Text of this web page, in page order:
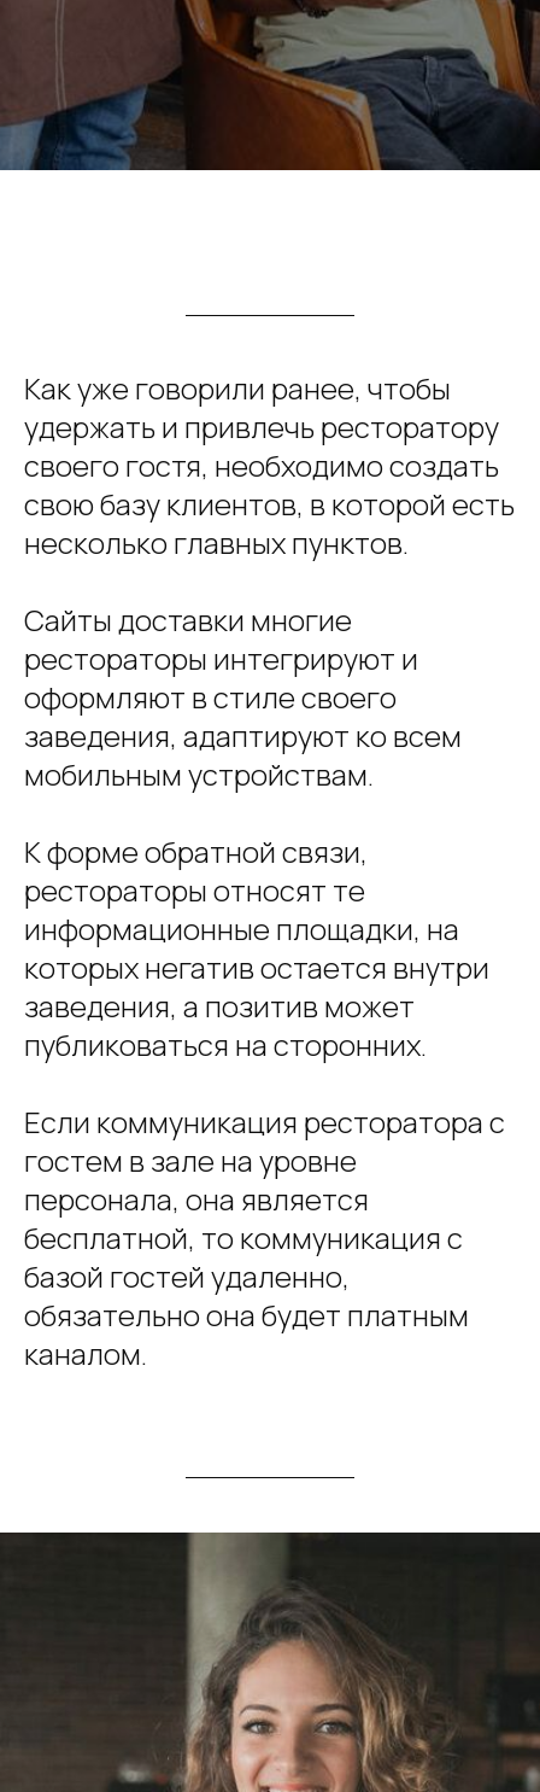
Как уже говорили ранее, чтобы
удержать и привлечь ресторатору
своего гостя, необходимо создать
свою базу клиентов, в которой есть
несколько главных пунктов.
Сайты доставки многие
рестораторы интегрируют и
оформляют в стиле своего
заведения, адаптируют ко всем
мобильным устройствам.
К форме обратной связи,
рестораторы относят те
информационные площадки, на
которых негатив остается внутри
заведения, а позитив может
публиковаться на сторонних.
Если коммуникация ресторатора с
гостем в зале на уровне
персонала, она является
бесплатной, то коммуникация с
базой гостей удаленно,
обязательно она будет платным
каналом.